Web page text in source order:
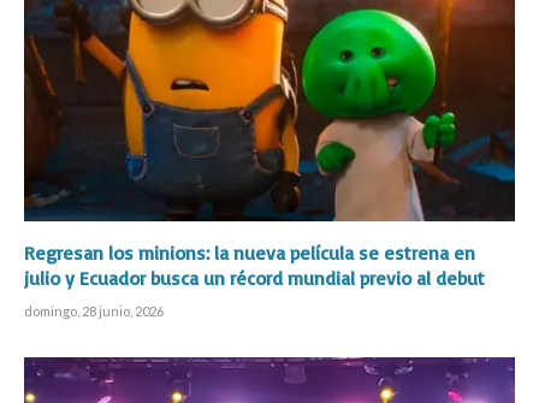
Regresan los minions: la nueva película se estrena en
julio y Ecuador busca un récord mundial previo al debut
domingo, 28 junio, 2026